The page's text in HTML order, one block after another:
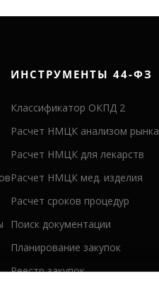
ИНСТРУМЕНТЫ 44-ФЗ
Классификатор ОКПД 2
Расчет НМЦК анализом рынка
Расчет НМЦК для лекарств
Расчет НМЦК мед. изделия
Расчет сроков процедур
Поиск документации
Планирование закупок
Реестр закупок